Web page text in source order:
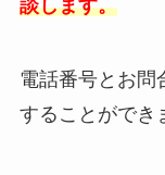
談します。
電話番号とお問
することができ